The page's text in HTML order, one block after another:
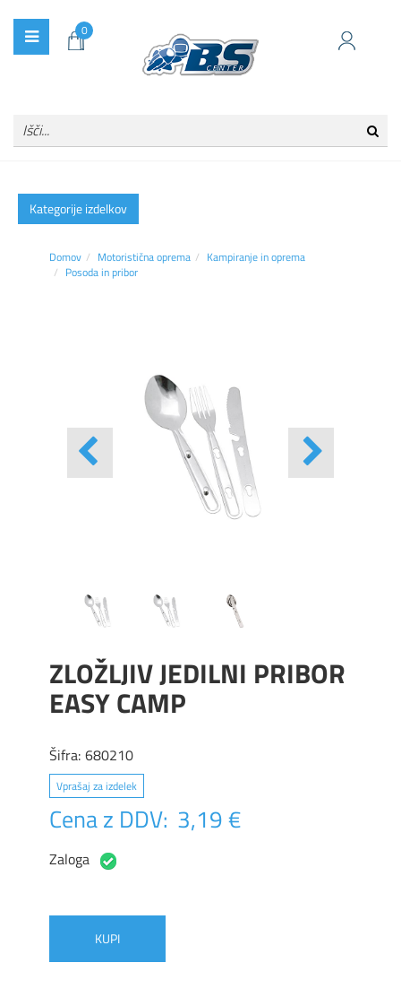
0
Kategorije izdelkov
Domov Motoristična oprema
Kampiranje in oprema
Posoda in pribor
ZLOŽLJIV JEDILNI PRIBOR
EASY CAMP
Šifra: 680210
Vprašaj za izdelek
Cena z DDV: 3,19 €
Zaloga
KUPI